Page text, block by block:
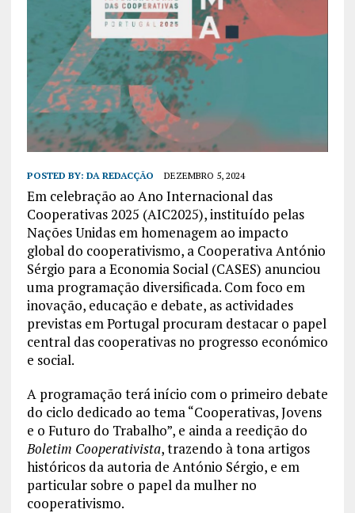
POSTED BY: DA REDACÇÃO DEZEMBRO 5, 2024
Em celebração ao Ano Internacional das
Cooperativas 2025 (AIC2025), instituído pelas
Nações Unidas em homenagem ao impacto
global do cooperativismo, a Cooperativa António
Sérgio para a Economia Social (CASES) anunciou
uma programação diversificada. Com foco em
inovação, educação e debate, as actividades
previstas em Portugal procuram destacar o papel
central das cooperativas no progresso económico
e social.
A programação terá início com o primeiro debate
do ciclo dedicado ao tema “Cooperativas, Jovens
e o Futuro do Trabalho”, e ainda a reedição do
Boletim Cooperativista, trazendo à tona artigos
históricos da autoria de António Sérgio, e em
particular sobre o papel da mulher no
cooperativismo.